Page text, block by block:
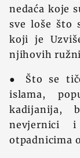
nedaća koje
sve loše što
koji je
njihovih
● Što se
islama,
kadijanija,
nevjernici
otpadnicima